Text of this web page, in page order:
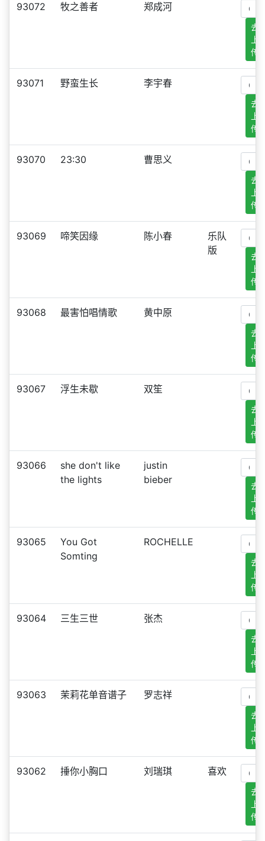
93072 牧之善者 郑成河
去
上
传
93071 野蛮生长 李宇春
去
上
传
93070 23:30 曹思义
去
上
传
93069 啼笑因缘 陈小春
乐队
版
去
上
传
93068 最害怕唱情歌 黄中原
去
上
传
93067 浮生未歇 双笙
去
上
传
93066
she don't like
the lights
justin
bieber
去
上
传
93065
You Got
Somting
ROCHELLE
去
上
传
93064 三生三世 张杰
去
上
传
93063 茉莉花单音谱子 罗志祥
去
上
传
93062 捶你小胸口 刘瑞琪 喜欢
去
上
传